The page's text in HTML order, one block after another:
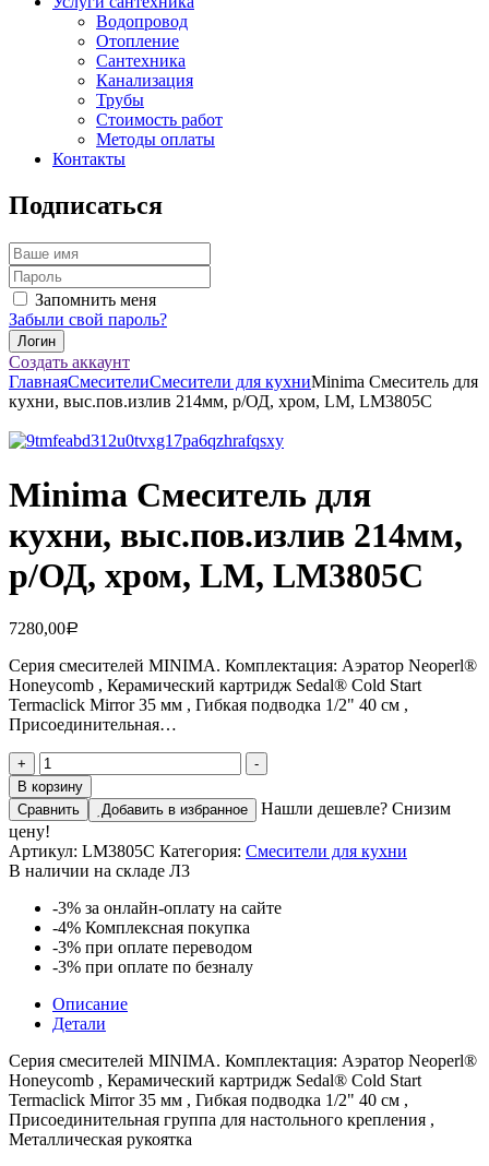
Водопровод
Отопление
Сантехника
Канализация
Трубы
Стоимость работ
Методы оплаты
Контакты
Подписаться
Запомнить меня
Забыли свой пароль?
Создать аккаунт
ГлавнаяСмесителиСмесители для кухниMinima Смеситель для
кухни, выс.пов.излив 214мм, р/ОД, хром, LM, LM3805C
Minima Смеситель для
кухни, выс.пов.излив 214мм,
р/ОД, хром, LM, LM3805C
7280,00Р
Серия смесителей MINIMA. Комплектация: Аэратор Neoperl®
Honeycomb , Керамический картридж Sedal® Cold Start
Termaclick Mirror 35 мм , Гибкая подводка 1/2" 40 см ,
Присоединительная…
+
-
В корзину
Сравнить
Добавить в избранное
Нашли дешевле? Снизим
цену!
Артикул: LM3805C Категория: Смесители для кухни
В наличии на складе Л3
-3% за онлайн-оплату на сайте
-4% Комплексная покупка
-3% при оплате переводом
-3% при оплате по безналу
Описание
Детали
Серия смесителей MINIMA. Комплектация: Аэратор Neoperl®
Honeycomb , Керамический картридж Sedal® Cold Start
Termaclick Mirror 35 мм , Гибкая подводка 1/2" 40 см ,
Присоединительная группа для настольного крепления ,
Металлическая рукоятка